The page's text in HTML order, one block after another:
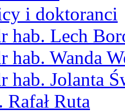
i doktoranci
hab. Lech
hab. Wanda
hab. Jolanta
Rafał Ruta